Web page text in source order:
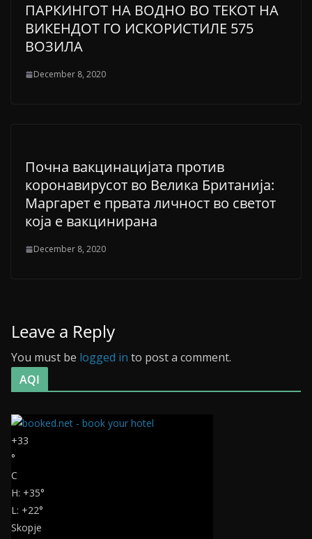
ПАРКИНГОТ НА ВОДНО ВО ТЕКОТ НА
ВИКЕНДОТ ГО ИСКОРИСТИЛЕ 575
ВОЗИЛА
December 8, 2020
Почна вакцинацијата против
коронавирусот во Велика Британија:
Маргарет е првата личност во светот
која е вакцинирана
December 8, 2020
Leave a Reply
You must be logged in to post a comment.
AQI
+33
°
C
H: +35°
L: +22°
Skopje